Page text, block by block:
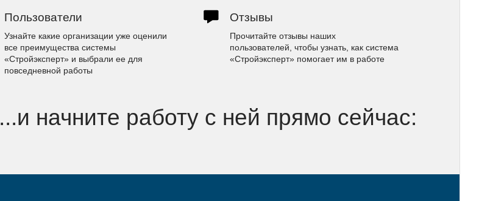
Пользователи
Узнайте какие организации уже оценили
все преимущества системы
«Стройэксперт» и выбрали ее для
повседневной работы
Отзывы
Прочитайте отзывы наших
пользователей, чтобы узнать, как система
«Стройэксперт» помогает им в работе
...и начните работу с ней прямо сейчас: